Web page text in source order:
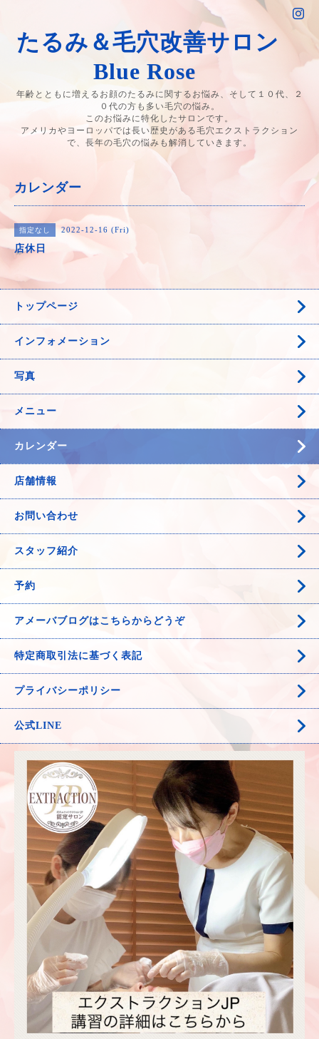
たるみ＆毛穴改善サロン
Blue Rose
年齢とともに増えるお顔のたるみに関するお悩み、そして１０代、２
０代の方も多い毛穴の悩み。
このお悩みに特化したサロンです。
アメリカやヨーロッパでは長い歴史がある毛穴エクストラクション
で、長年の毛穴の悩みも解消していきます。
カレンダー
指定なし 2022-12-16 (Fri)
店休日
トップページ
インフォメーション
写真
メニュー
カレンダー
店舗情報
お問い合わせ
スタッフ紹介
予約
アメーバブログはこちらからどうぞ
特定商取引法に基づく表記
プライバシーポリシー
公式LINE